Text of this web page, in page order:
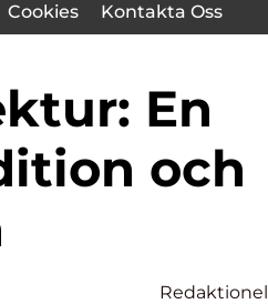
Cookies Kontakta Oss
och
Redaktionel